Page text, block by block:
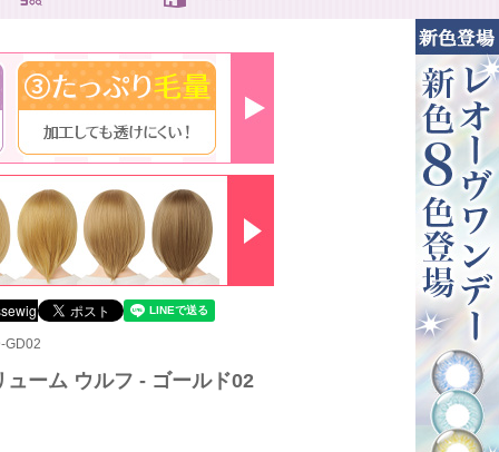
GD02
ューム ウルフ - ゴールド02